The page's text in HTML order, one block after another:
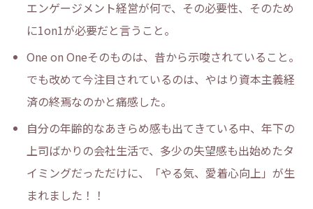
エンゲージメント経営が何で、その必要性、そのため
に1on1が必要だと言うこと。
One on Oneそのものは、昔から示唆されていること。
でも改めて今注目されているのは、やはり資本主義経
済の終焉なのかと痛感した。
自分の年齢的なあきらめ感も出てきている中、年下の
上司ばかりの会社生活で、多少の失望感も出始めたタ
イミングだっただけに、「やる気、愛着心向上」が生
まれました！！